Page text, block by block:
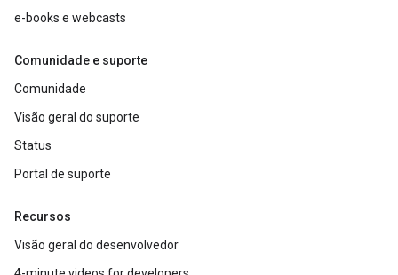
e-books e webcasts
Comunidade e suporte
Comunidade
Visão geral do suporte
Status
Portal de suporte
Recursos
Visão geral do desenvolvedor